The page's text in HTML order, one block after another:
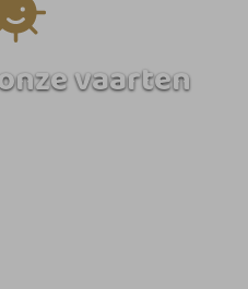
vaarten